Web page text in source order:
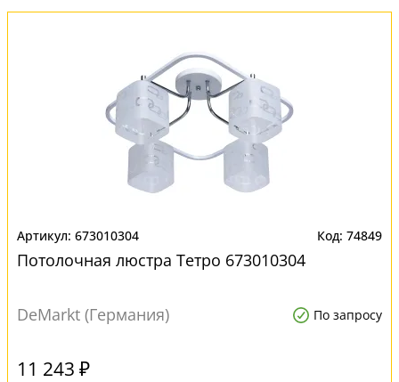
673010304 74849
Потолочная люстра Тетро 673010304
DeMarkt (Германия) По запросу
11 243 ₽